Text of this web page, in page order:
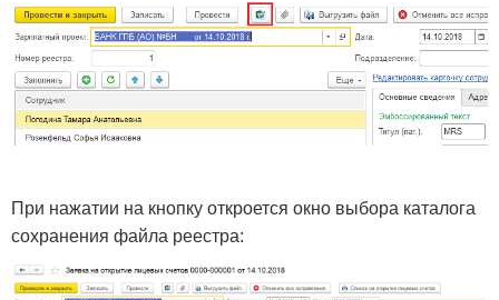
При нажатии на кнопку откроется окно выбора каталога
сохранения файла реестра: